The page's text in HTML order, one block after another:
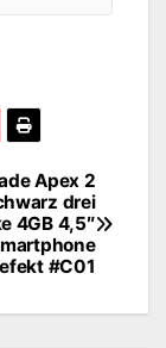
Apex 2
drei
4GB 4,5″
#C01